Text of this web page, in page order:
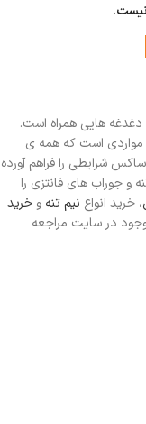
دغدغه هایی همراه است.
مواردی است که همه ی
ساکس شرایطی را فراهم آورده
و جوراب های فانتزی را
، خرید انواع نیم تنه و خرید
در سایت مراجعه